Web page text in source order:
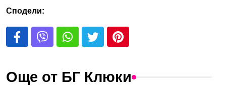
Сподели:
Още от БГ Клюки